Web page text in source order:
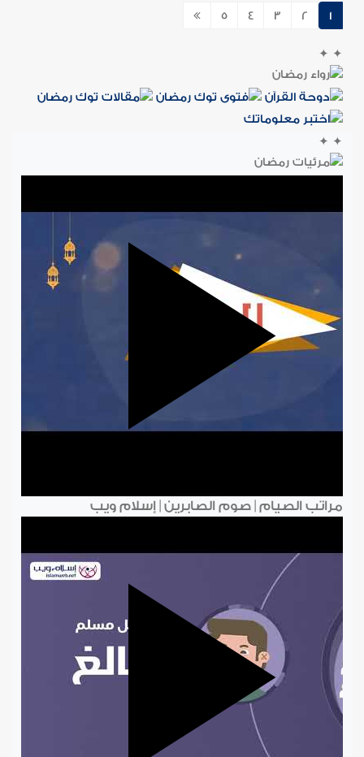
1
2
3
4
5
✦
✦
✦
✦
مراتب الصيام | صوم الصابرين | إسلام ويب